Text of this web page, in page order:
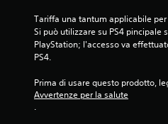
Tariffa una tantum applicabile
Si può utilizzare su PS4 pincipale
PlayStation; l'accesso va
PS4.
Prima di usare questo prodotto,
Avvertenze per la salute
.